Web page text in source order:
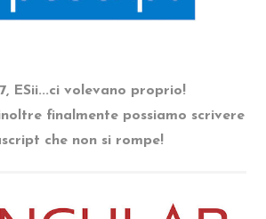
ESii...ci volevano proprio!
finalmente possiamo scrivere
che non si rompe!